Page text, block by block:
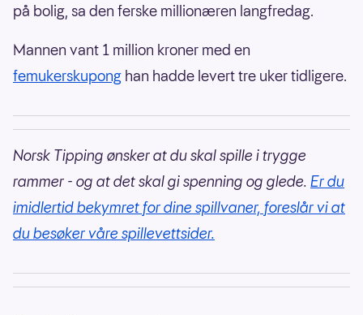
på bolig, sa den ferske millionæren langfredag.
Mannen vant 1 million kroner med en
femukerskupong han hadde levert tre uker tidligere.
Norsk Tipping ønsker at du skal spille i trygge
rammer - og at det skal gi spenning og glede. Er du
imidlertid bekymret for dine spillvaner, foreslår vi at
du besøker våre spillevettsider.